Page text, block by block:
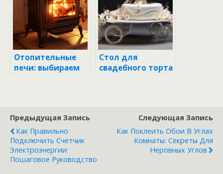
Отопительные
печи: выбираем
Стол для
свадебного торта
торжества
Предыдущая Запись
Как Правильно
Подключить Счетчик
Электроэнергии:
Пошаговое Руководство
Следующая Запись
Как Поклеить Обои В Углах
Комнаты: Секреты Для
Неровных Углов